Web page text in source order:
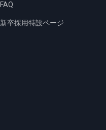
FAQ
新卒採用特設ページ